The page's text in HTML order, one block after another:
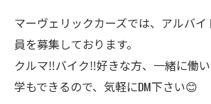
マーヴェリックカーズでは、アルバ
員を募集しております。
クルマ‼️バイク‼️好きな方、一緒に働
学もできるので、気軽にDM下さい😊